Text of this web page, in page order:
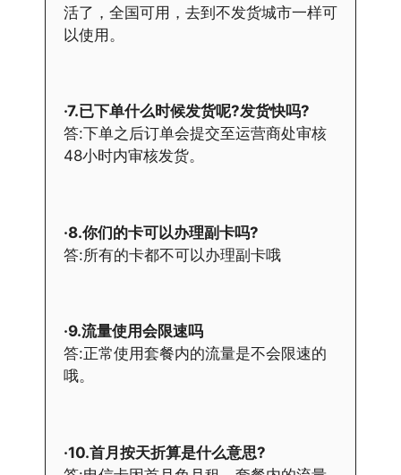
活了，全国可用，去到不发货城市一样可
以使用。
·7.已下单什么时候发货呢?发货快吗?
答:下单之后订单会提交至运营商处审核
48小时内审核发货。
·8.你们的卡可以办理副卡吗?
答:所有的卡都不可以办理副卡哦
·9.流量使用会限速吗
答:正常使用套餐内的流量是不会限速的
哦。
·10.首月按天折算是什么意思?